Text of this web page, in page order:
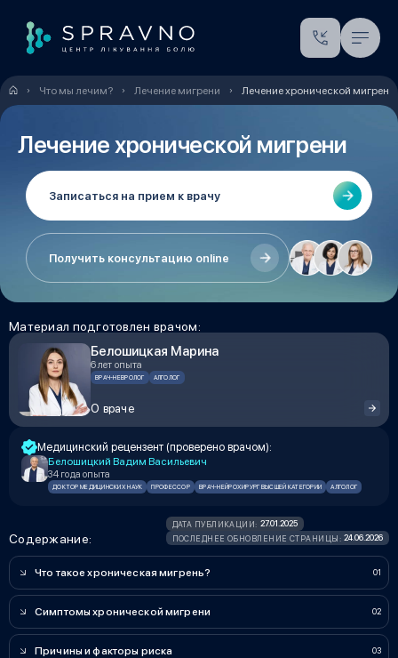
Что мы лечим? Лечение мигрени Лечение хронической мигрени
Лечение хронической мигрени
Записаться на прием к врачу
Получить консультацию online
Материал подготовлен врачом:
Белошицкая Марина
6 лет опыта
ВРАЧ-НЕВРОЛОГ АЛГОЛОГ
О враче
Медицинский рецензент (проверено врачом):
Белошицкий Вадим Васильевич
34 года опыта
ДОКТОР МЕДИЦИНСКИХ НАУК ПРОФЕССОР ВРАЧ-НЕЙРОХИРУРГ ВЫСШЕЙ КАТЕГОРИИ АЛГОЛОГ
Содержание:
ДАТА ПУБЛИКАЦИИ: 27.01.2025
ПОСЛЕДНЕЕ ОБНОВЛЕНИЕ СТРАНИЦЫ: 24.06.2026
Что такое хроническая мигрень?
Симптомы хронической мигрени
Причины и факторы риска